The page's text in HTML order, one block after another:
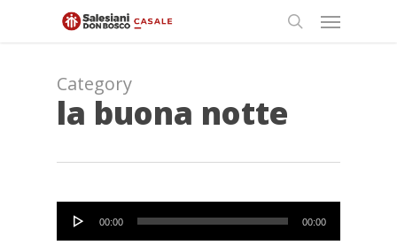
Menu
Category
la buona notte
Audio
Player
00:00 00:00